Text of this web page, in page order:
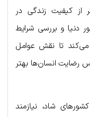
از کیفیت زندگی در
دنیا و بررسی شرایط
تا نقش عوامل
رضایت انسان‌ها بهتر
شاد، نیازمند